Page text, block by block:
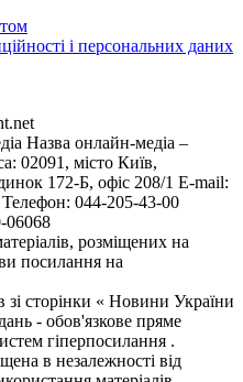
і персональних даних
Назва онлайн-медіа –
02091, місто Київ,
172-Б, офіс 208/1 E-mail:
Телефон: 044-205-43-00
06068
розміщених на
посилання на
зі сторінки « Новини України
- обов'язкове пряме
гіперпосилання .
в незалежності від